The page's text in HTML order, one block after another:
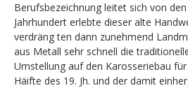
Berufsbezeichnung leitet sich von
Jahrhundert erlebte dieser alte
verdräng ten dann zunehmend
aus Metall sehr schnell die
Umstellung auf den Karosseriebau
Häifte des 19. Jh. und der damit